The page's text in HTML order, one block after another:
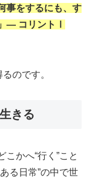
事をするにも、す
― コリントⅠ
のです。
きる
こかへ“行く”こと
る日常”の中で世